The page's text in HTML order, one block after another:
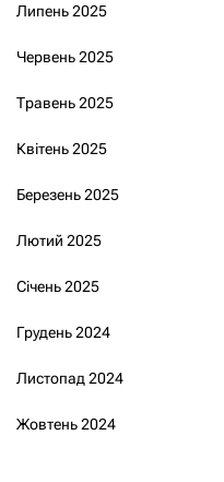
Липень 2025
Червень 2025
Травень 2025
Квітень 2025
Березень 2025
Лютий 2025
Січень 2025
Грудень 2024
Листопад 2024
Жовтень 2024